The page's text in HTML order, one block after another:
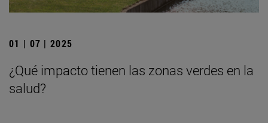
01 | 07 | 2025
¿Qué impacto tienen las zonas verdes en la
salud?